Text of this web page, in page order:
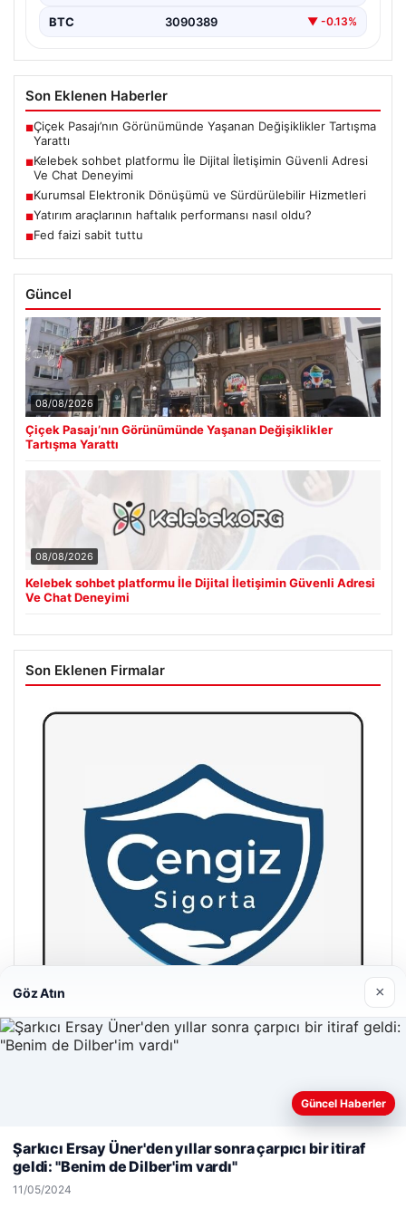
BTC 3090389 ▼ -0.13%
Son Eklenen Haberler
■Çiçek Pasajı’nın Görünümünde Yaşanan Değişiklikler Tartışma
Yarattı
■Kelebek sohbet platformu İle Dijital İletişimin Güvenli Adresi
Ve Chat Deneyimi
■Kurumsal Elektronik Dönüşümü ve Sürdürülebilir Hizmetleri
■Yatırım araçlarının haftalık performansı nasıl oldu?
■Fed faizi sabit tuttu
Güncel
08/08/2026
Çiçek Pasajı’nın Görünümünde Yaşanan Değişiklikler
Tartışma Yarattı
08/08/2026
Kelebek sohbet platformu İle Dijital İletişimin Güvenli Adresi
Ve Chat Deneyimi
Son Eklenen Firmalar
Web sitemizi nasıl kullandığınızı daha iyi anlayabilmek,
kullanıyoruz.Çerez Politikamız
Göz Atın ×
Güncel Haberler
Şarkıcı Ersay Üner'den yıllar sonra çarpıcı bir itiraf
geldi: "Benim de Dilber'im vardı"
11/05/2024